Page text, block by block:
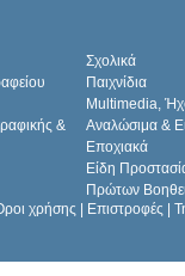
Σχολικά
Παιχνίδια
Multimedia,
&
Αναλώσιμα &
Εποχιακά
Είδη
Πρώτων
χρήσης Επιστροφές